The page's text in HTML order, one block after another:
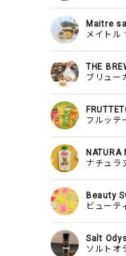
Maitre
メイトル
THE
ブリュー
フルッテ
NATURA
ナチュラ
Beauty
ビューテ
Salt
ソルトオ